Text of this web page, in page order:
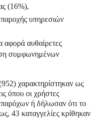
(16%),
υπηρεσιών
αφορά αυθαίρετες
συμφωνημένων
χαρακτηρίστηκαν ως
όπου οι χρήστες
παρόχων ή δήλωσαν ότι το
43 καταγγελίες κρίθηκαν